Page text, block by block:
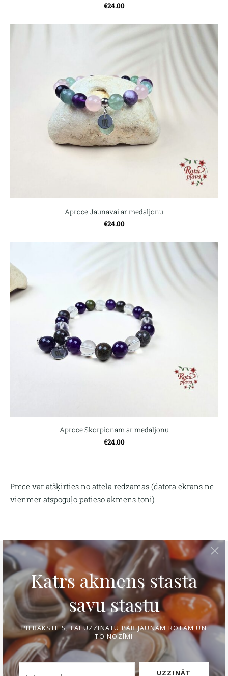
Prece var atšķirties no attēlā redzamās (datora ekrāns ne
vienmēr atspoguļo patieso akmens toni)
€24.00
Aproce Jaunavai ar medaljonu
€24.00
Aproce Skorpionam ar medaljonu
€24.00
Tava personīgā rokassprādze
Izmēra noteikšana
Kontakti
Apmaksa un piegāde
Preces atgriešana
Privātuma politika
Rotu kopšana un uzglabāšana
Atgriešana
Sīkdatnes
Mēs lietojam sīkfailus pakalpojuma
nodrošināšanai, mārketinga nolūkiem un
pakalpojuma uzlabošanai. Pielāgot
Pieņemt visus